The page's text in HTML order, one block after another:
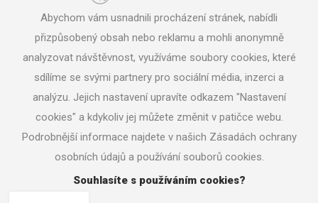
ANISPORT, S.R.O.
ZAHRADNÍ 330
687 06 VELEHRAD
TEL: +420 604 291 017
MAIL:ANISPORT@SEZNAM.CZ
NASTAVENÍ COOKIES
Abychom vám usnadnili procházení stránek, nabídli
přizpůsobený obsah nebo reklamu a mohli anonymně
analyzovat návštěvnost, využíváme soubory cookies, které
sdílíme se svými partnery pro sociální média, inzerci a
analýzu. Jejich nastavení upravíte odkazem "Nastavení
cookies" a kdykoliv jej můžete změnit v patičce webu.
Podrobnější informace najdete v našich Zásadách ochrany
osobních údajů a používání souborů cookies.
Souhlasíte s používáním cookies?